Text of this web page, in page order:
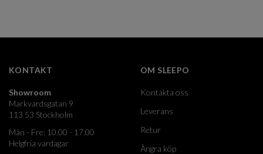
KONTAKT
Showroom
Markvardsgatan 9
113 53 Stockholm
Mån - Fre: 10.00 - 17.00
Helgfria vardagar
OM SLEEPO
Kontakta oss
Leverans
Retur
Ångra köp